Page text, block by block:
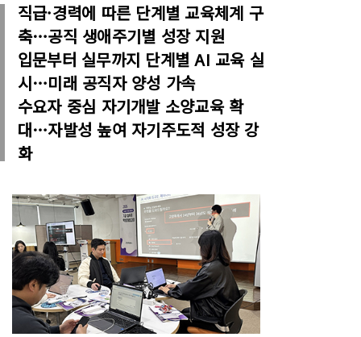
직급·경력에 따른 단계별 교육체계 구
축…공직 생애주기별 성장 지원
입문부터 실무까지 단계별 AI 교육 실
시…미래 공직자 양성 가속
수요자 중심 자기개발 소양교육 확
대…자발성 높여 자기주도적 성장 강
화